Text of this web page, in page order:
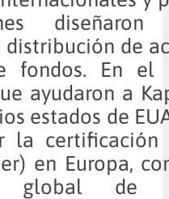
de
fondos. En el
ayudaron a
estados de
la certificación
en Europa,
global de